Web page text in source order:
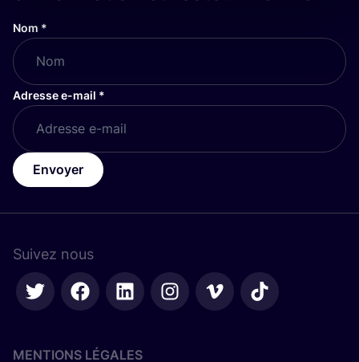
Nom *
Adresse e-mail *
Envoyer
Suivez nous
MENTIONS LÉGALES